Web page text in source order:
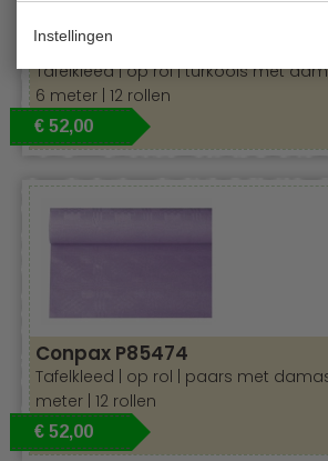
Instellingen
Conpax P85475
Tafelkleed | op rol | turkoois met
6 meter | 12 rollen
€ 52,00
Conpax P85474
Tafelkleed | op rol | paars met
meter | 12 rollen
€ 52,00